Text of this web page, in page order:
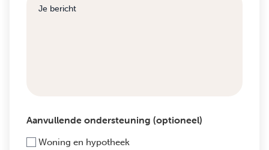
Aanvullende ondersteuning (optioneel)
Woning en hypotheek